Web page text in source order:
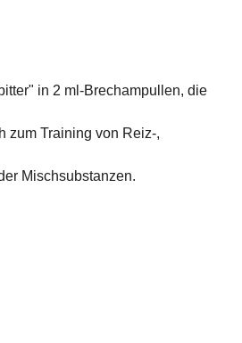
in 2 ml-Brechampullen, die
zum Training von Reiz-,
Mischsubstanzen.